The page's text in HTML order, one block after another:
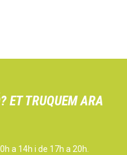
ET TRUQUEM ARA
a 14h i de 17h a 20h.